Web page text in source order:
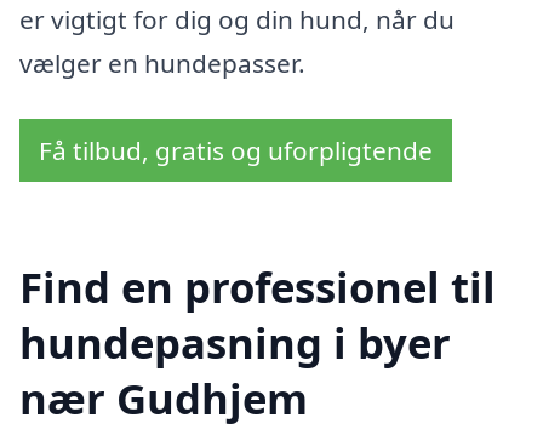
er vigtigt for dig og din hund, når du
vælger en hundepasser.
Få tilbud, gratis og uforpligtende
Find en professionel til
hundepasning i byer
nær Gudhjem